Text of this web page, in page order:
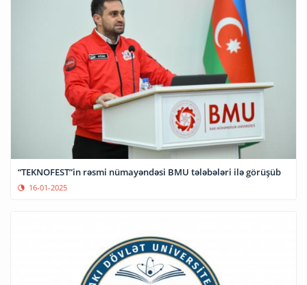
“TEKNOFEST”in rəsmi nümayəndəsi BMU tələbələri ilə görüşüb
16-01-2025